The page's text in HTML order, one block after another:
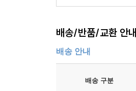
배송/반품/교환 안내
배송 안내
배송 구분